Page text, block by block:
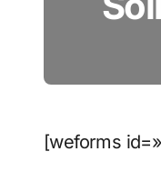
[weforms